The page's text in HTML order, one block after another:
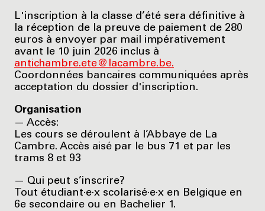
L'inscription à la classe d’été sera définitive à
la réception de la preuve de paiement de 280
euros à envoyer par mail impérativement
avant le 10 juin 2026 inclus à
antichambre.ete@lacambre.be.
Coordonnées bancaires communiquées après
acceptation du dossier d'inscription.
Organisation
— Accès:
Les cours se déroulent à l’Abbaye de La
Cambre. Accès aisé par le bus 71 et par les
trams 8 et 93
— Qui peut s’inscrire?
Tout étudiant·e·x scolarisé·e·x en Belgique en
6e secondaire ou en Bachelier 1.